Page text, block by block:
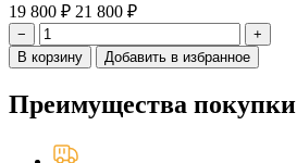
19 800 ₽ 21 800 ₽
−
+
В корзину
Добавить в избранное
Преимущества покупки